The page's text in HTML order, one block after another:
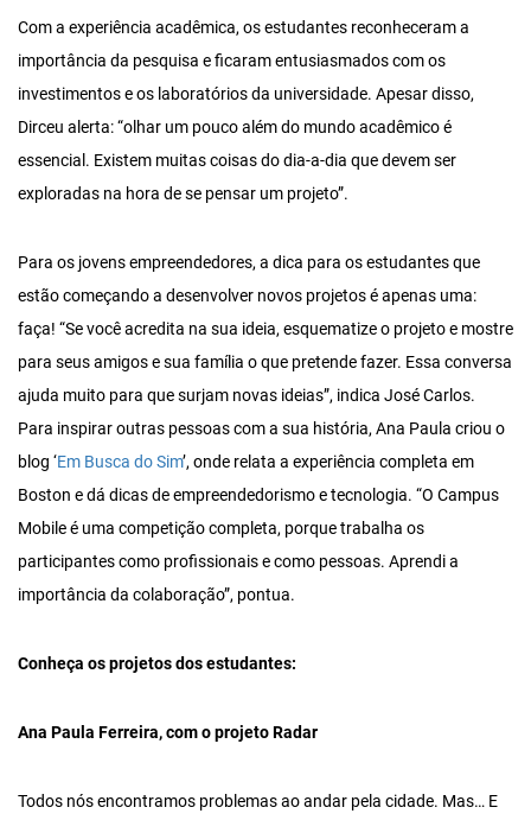
Com a experiência acadêmica, os estudantes reconheceram a
importância da pesquisa e ficaram entusiasmados com os
investimentos e os laboratórios da universidade. Apesar disso,
Dirceu alerta: “olhar um pouco além do mundo acadêmico é
essencial. Existem muitas coisas do dia-a-dia que devem ser
exploradas na hora de se pensar um projeto”.
Para os jovens empreendedores, a dica para os estudantes que
estão começando a desenvolver novos projetos é apenas uma:
faça! “Se você acredita na sua ideia, esquematize o projeto e mostre
para seus amigos e sua família o que pretende fazer. Essa conversa
ajuda muito para que surjam novas ideias”, indica José Carlos.
Para inspirar outras pessoas com a sua história, Ana Paula criou o
blog ‘Em Busca do Sim’, onde relata a experiência completa em
Boston e dá dicas de empreendedorismo e tecnologia. “O Campus
Mobile é uma competição completa, porque trabalha os
participantes como profissionais e como pessoas. Aprendi a
importância da colaboração”, pontua.
Conheça os projetos dos estudantes:
Ana Paula Ferreira, com o projeto Radar
Todos nós encontramos problemas ao andar pela cidade. Mas… E